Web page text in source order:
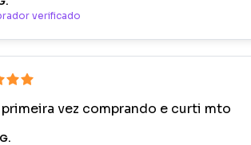
verificado
vez comprando e curti mto